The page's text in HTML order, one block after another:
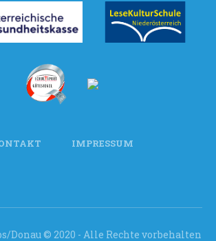
IMPRESSUM
Donau © 2020 - Alle Rechte vorbehalten